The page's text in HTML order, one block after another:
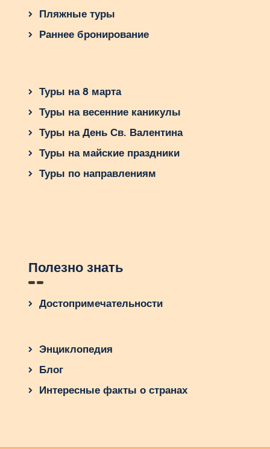
Пляжные туры
Раннее бронирование
Туры на 8 марта
Туры на весенние каникулы
Туры на День Св. Валентина
Туры на майские праздники
Туры по направлениям
Полезно знать
Достопримечательности
Энциклопедия
Блог
Интересные факты о странах